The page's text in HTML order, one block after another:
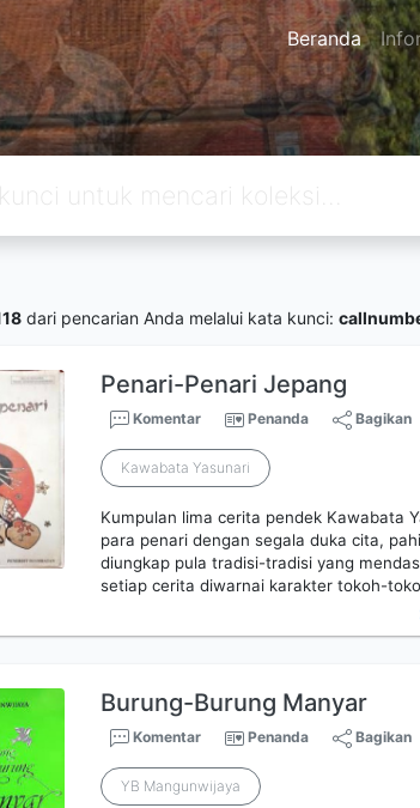
Beranda
dari pencarian Anda melalui kata kunci:
Penari-Penari Jepang
Komentar Penanda Bagikan
Kawabata Yasunari
Kumpulan lima cerita pendek Kawabata
para penari dengan segala duka cita,
diungkap pula tradisi-tradisi yang
setiap cerita diwarnai karakter tokoh-
Burung-Burung Manyar
Komentar Penanda Bagikan
YB Mangunwijaya